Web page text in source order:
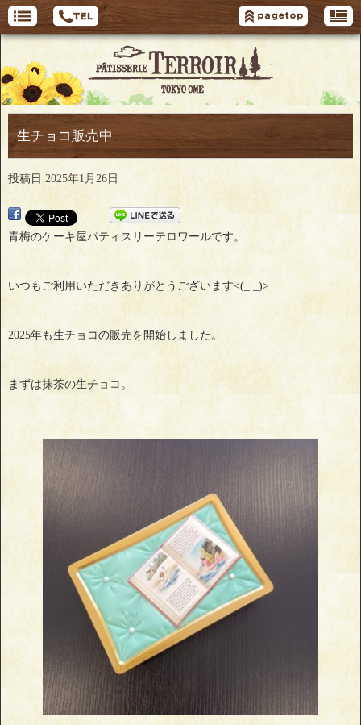
生チョコ販売中
投稿日 2025年1月26日
青梅のケーキ屋パティスリーテロワールです。
いつもご利用いただきありがとうございます<(_ _)>
2025年も生チョコの販売を開始しました。
まずは抹茶の生チョコ。